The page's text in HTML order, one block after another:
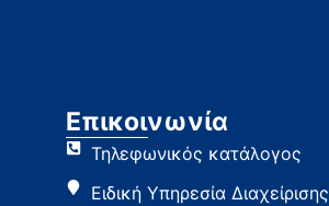
Επικοινωνία
Τηλεφωνικός κατάλογος
Ειδική Υπηρεσία Διαχείρισης